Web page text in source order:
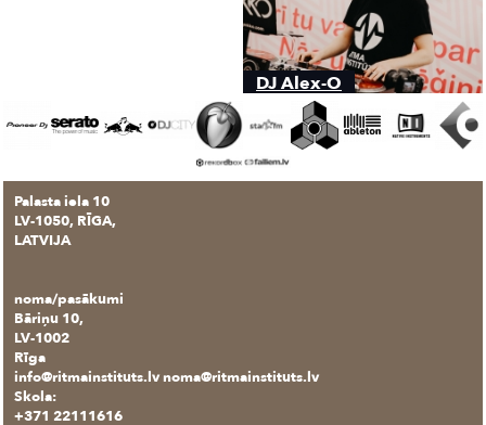
DJ Alex-O
Palasta iela 10
LV-1050, RĪGA,
LATVIJA
noma/pasākumi
Bāriņu 10,
LV-1002
Rīga
info@ritmainstituts.lv noma@ritmainstituts.lv
Skola:
+371 22111616